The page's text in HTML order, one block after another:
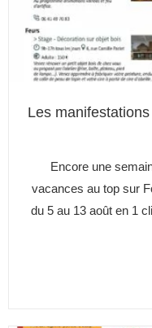
Les
Encore une
vacances au top sur
du 5 au 13 août en 1